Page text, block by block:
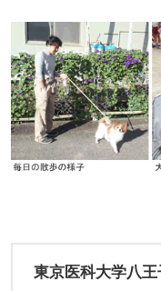
東京医科大学八